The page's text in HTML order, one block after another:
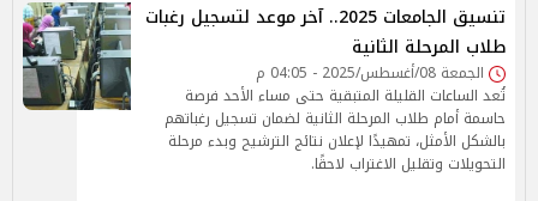
تنسيق الجامعات 2025.. آخر موعد لتسجيل رغبات
طلاب المرحلة الثانية
الجمعة 08/أغسطس/2025 - 04:05 م
تُعد الساعات القليلة المتبقية حتى مساء الأحد فرصة
حاسمة أمام طلاب المرحلة الثانية لضمان تسجيل رغباتهم
بالشكل الأمثل، تمهيدًا لإعلان نتائج الترشيح وبدء مرحلة
التحويلات وتقليل الاغتراب لاحقًا.